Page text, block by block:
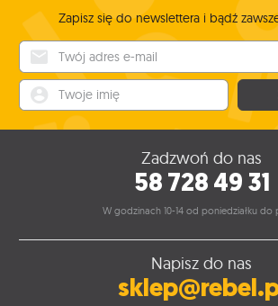
Zapisz się do newslettera i bądź
Zadzwoń do nas
58 728 49 31
W godzinach 10-14 od poniedziałku do
Napisz do nas